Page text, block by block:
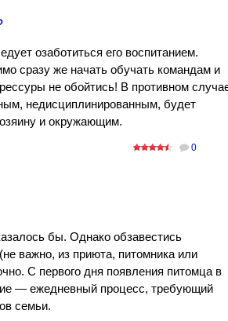
озаботиться его воспитанием.
сразу же начать обучать командам и
не обойтись! В противном
недисциплинированным, будет
и окружающим.
0
бы. Однако обзавестись
важно, из приюта, питомника или
С первого дня появления питомца в
— ежедневный процесс, требующий
семьи.